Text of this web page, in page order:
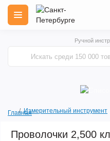
Ручной
ГлавнаяИзмерительный инструмент
Проволочки 2,500